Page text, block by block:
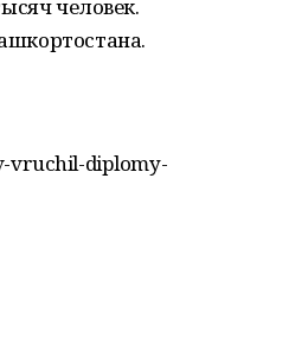
человек.
vruchil-diplomy-